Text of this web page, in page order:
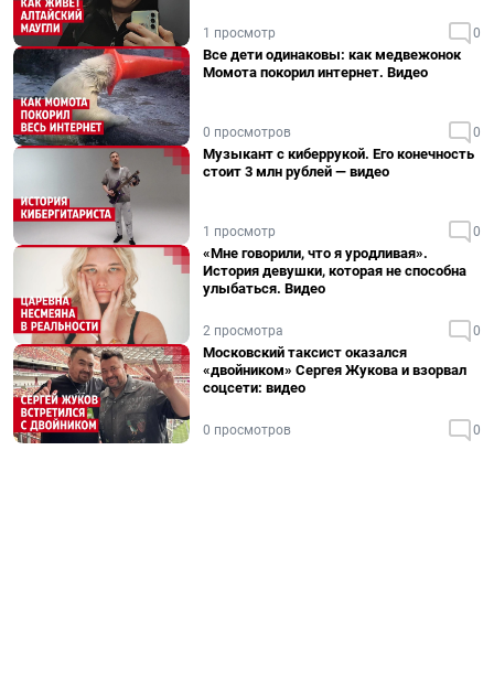
1 просмотр 0
Все дети одинаковы: как медвежонок
Момота покорил интернет. Видео
0 просмотров 0
Музыкант с киберрукой. Его конечность
стоит 3 млн рублей — видео
1 просмотр 0
«Мне говорили, что я уродливая».
История девушки, которая не способна
улыбаться. Видео
2 просмотра 0
Московский таксист оказался
«двойником» Сергея Жукова и взорвал
соцсети: видео
0 просмотров 0